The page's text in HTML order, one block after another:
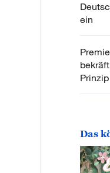
ein
Prinzip
Das